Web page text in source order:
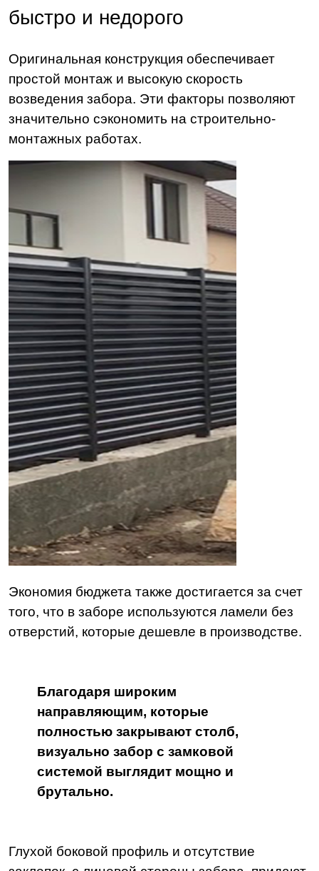
быстро и недорого
Оригинальная конструкция обеспечивает
простой монтаж и высокую скорость
возведения забора. Эти факторы позволяют
значительно сэкономить на строительно-
монтажных работах.
Экономия бюджета также достигается за счет
того, что в заборе используются ламели без
отверстий, которые дешевле в производстве.
Благодаря широким
направляющим, которые
полностью закрывают столб,
визуально забор с замковой
системой выглядит мощно и
брутально.
Глухой боковой профиль и отсутствие